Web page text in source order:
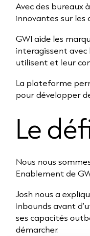
Avec des bureaux
innovantes sur les
GWI aide les
interagissent avec
utilisent et leur
La plateforme
pour développer
Le
Nous nous
Enablement de
Josh nous a
inbounds avant
ses capacités
démarcher.